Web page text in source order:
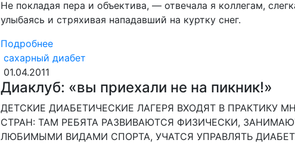
Не покладая пера и объектива, — отвечала я коллегам,
улыбаясь и стряхивая нападавший на куртку снег.
Подробнее
сахарный диабет
01.04.2011
Диаклуб: «вы приехали не на пикник!»
ДЕТСКИЕ ДИАБЕТИЧЕСКИЕ ЛАГЕРЯ ВХОДЯТ В ПРАКТИКУ
СТРАН: ТАМ РЕБЯТА РАЗВИВАЮТСЯ ФИЗИЧЕСКИ,
ЛЮБИМЫМИ ВИДАМИ СПОРТА, УЧАТСЯ УПРАВЛЯТЬ